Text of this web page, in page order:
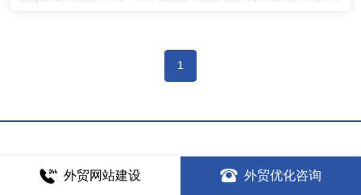
1
外贸网站建设 外贸优化咨询